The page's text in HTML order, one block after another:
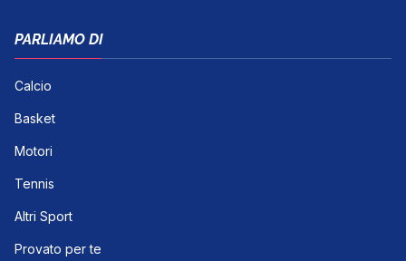
PARLIAMO DI
Calcio
Basket
Motori
Tennis
Altri Sport
Provato per te